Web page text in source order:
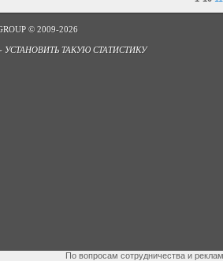
© 2009-2026
УСТАНОВИТЬ ТАКУЮ СТАТИСТИКУ
По вопросам сотрудничества и